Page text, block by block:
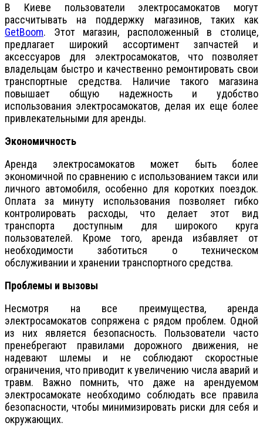
В Киеве пользователи электросамокатов могут
рассчитывать на поддержку магазинов, таких как
GetBoom. Этот магазин, расположенный в столице,
предлагает широкий ассортимент запчастей и
аксессуаров для электросамокатов, что позволяет
владельцам быстро и качественно ремонтировать свои
транспортные средства. Наличие такого магазина
повышает общую надежность и удобство
использования электросамокатов, делая их еще более
привлекательными для аренды.
Экономичность
Аренда электросамокатов может быть более
экономичной по сравнению с использованием такси или
личного автомобиля, особенно для коротких поездок.
Оплата за минуту использования позволяет гибко
контролировать расходы, что делает этот вид
транспорта доступным для широкого круга
пользователей. Кроме того, аренда избавляет от
необходимости заботиться о техническом
обслуживании и хранении транспортного средства.
Проблемы и вызовы
Несмотря на все преимущества, аренда
электросамокатов сопряжена с рядом проблем. Одной
из них является безопасность. Пользователи часто
пренебрегают правилами дорожного движения, не
надевают шлемы и не соблюдают скоростные
ограничения, что приводит к увеличению числа аварий и
травм. Важно помнить, что даже на арендуемом
электросамокате необходимо соблюдать все правила
безопасности, чтобы минимизировать риски для себя и
окружающих.